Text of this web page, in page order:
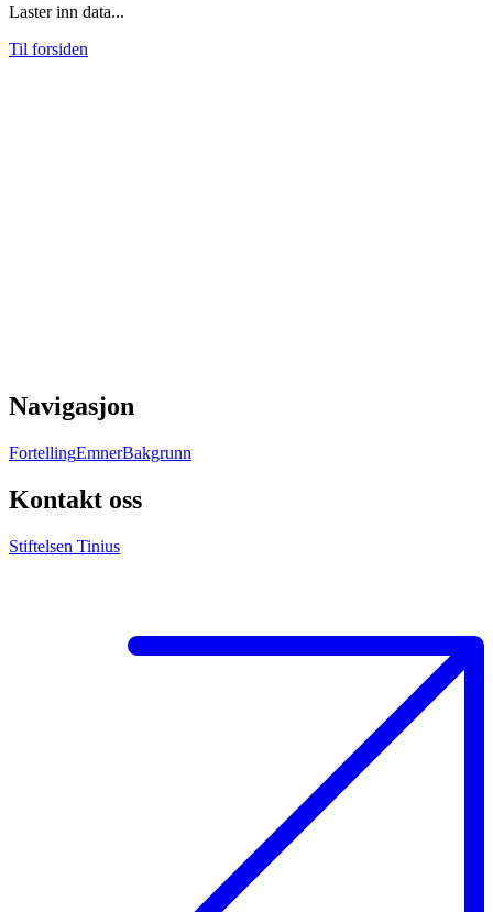
Laster inn data...
Til forsiden
Navigasjon
FortellingEmnerBakgrunn
Kontakt oss
Stiftelsen Tinius